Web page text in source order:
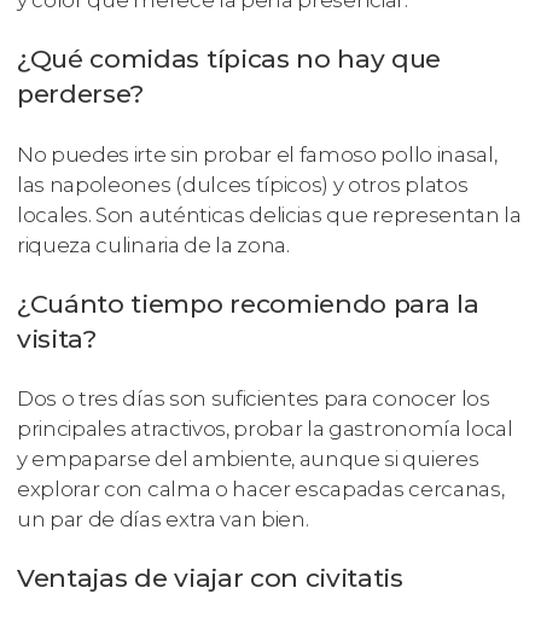
¿Qué comidas típicas no hay que
perderse?
No puedes irte sin probar el famoso pollo inasal,
las napoleones (dulces típicos) y otros platos
locales. Son auténticas delicias que representan la
riqueza culinaria de la zona.
¿Cuánto tiempo recomiendo para la
visita?
Dos o tres días son suficientes para conocer los
principales atractivos, probar la gastronomía local
y empaparse del ambiente, aunque si quieres
explorar con calma o hacer escapadas cercanas,
un par de días extra van bien.
Ventajas de viajar con civitatis